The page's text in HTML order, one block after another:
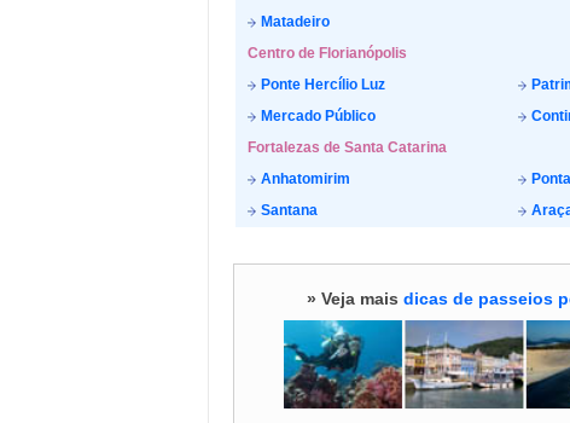
Matadeiro
Centro de Florianópolis
Ponte Hercílio Luz
Mercado Público
Fortalezas de Santa Catarina
Anhatomirim
Santana
» Veja mais dicas de passeios